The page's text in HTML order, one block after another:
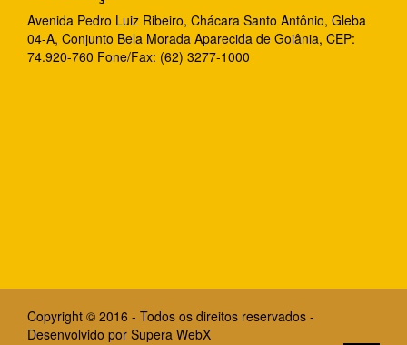
Avenida Pedro Luiz Ribeiro, Chácara Santo Antônio, Gleba
04-A, Conjunto Bela Morada Aparecida de Goiânia, CEP:
74.920-760 Fone/Fax: (62) 3277-1000
Copyright © 2016 - Todos os direitos reservados -
Desenvolvido por Supera WebX